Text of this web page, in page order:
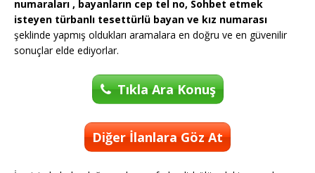
numaraları , bayanların cep tel no, Sohbet etmek
isteyen türbanlı tesettürlü bayan ve kız numarası
şeklinde yapmış oldukları aramalara en doğru ve en güvenilir
sonuçlar elde ediyorlar.
Tıkla Ara Konuş
Diğer İlanlara Göz At